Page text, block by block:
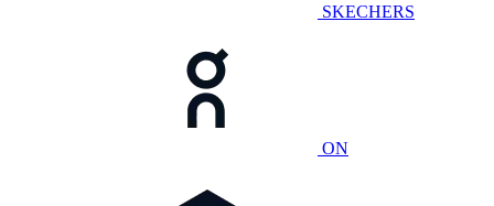
SKECHERS
ON